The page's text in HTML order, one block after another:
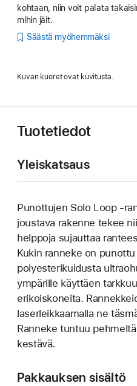
kohtaan, niin voit palata
mihin jäit.
Säästä myöhemmäksi
Kuvan kuoret ovat kuvitusta.
Tuotetiedot
Yleiskatsaus
Punottujen Solo Loop
joustava rakenne tekee
helppoja sujauttaa
Kukin ranneke on
poly­esteri­kuidusta
ympärille käyttäen
erikoiskoneita.
laser­leikkaamalla ne
Ranneke tuntuu
kestävä.
Pakkauksen sisältö